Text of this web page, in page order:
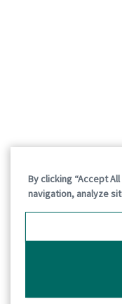
By clicking “Accept
navigation, analyze